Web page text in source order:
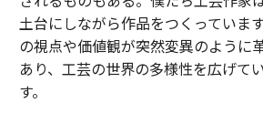
土台にしながら作品をつくっていま
の視点や価値観が突然変異のように
あり、工芸の世界の多様性を広げて
す。